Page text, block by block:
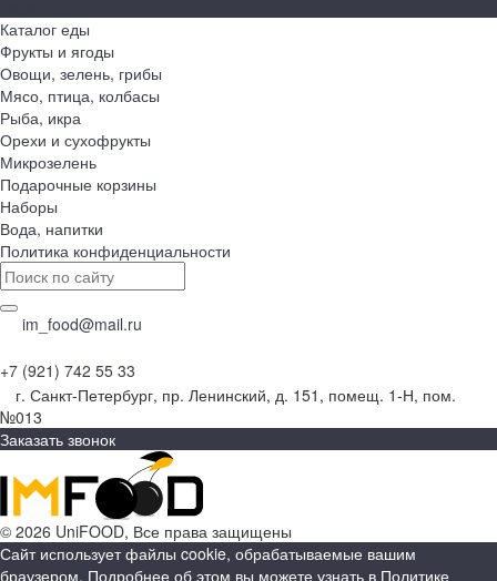
Каталог еды
Фрукты и ягоды
Овощи, зелень, грибы
Мясо, птица, колбасы
Рыба, икра
Орехи и сухофрукты
Микрозелень
Подарочные корзины
Наборы
Вода, напитки
Политика конфиденциальности
im_food@mail.ru
+7 (921) 742 55 33
г. Санкт-Петербург, пр. Ленинский, д. 151, помещ. 1-Н, пом.
№013
Заказать звонок
© 2026 UniFOOD, Все права защищены
Сайт использует файлы cookie, обрабатываемые вашим
браузером. Подробнее об этом вы можете узнать в Политике